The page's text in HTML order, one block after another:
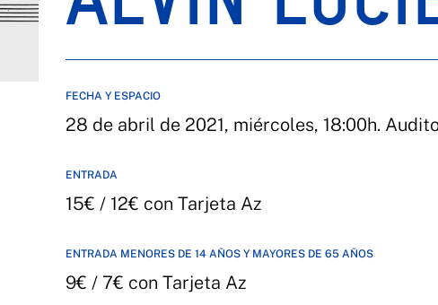
FECHA Y ESPACIO
28 de abril de 2021, miércoles, 18:00h.
ENTRADA
15€ / 12€ con Tarjeta Az
ENTRADA MENORES DE 14 AÑOS Y MAYORES DE 65 AÑOS
9€ / 7€ con Tarjeta Az